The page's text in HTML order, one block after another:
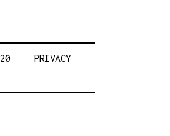
PRIVACY